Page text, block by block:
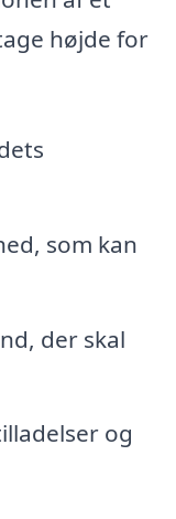
højde for
som kan
der skal
og